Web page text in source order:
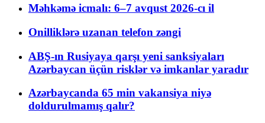
Məhkəmə icmalı: 6–7 avqust 2026-cı il
Onilliklərə uzanan telefon zəngi
ABŞ-ın Rusiyaya qarşı yeni sanksiyaları
Azərbaycan üçün risklər və imkanlar yaradır
Azərbaycanda 65 min vakansiya niyə
doldurulmamış qalır?